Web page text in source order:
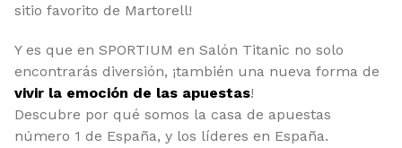
sitio favorito de Martorell!
Y es que en SPORTIUM en Salón Titanic no solo
encontrarás diversión, ¡también una nueva forma de
vivir la emoción de las apuestas!
Descubre por qué somos la casa de apuestas
número 1 de España, y los líderes en España.